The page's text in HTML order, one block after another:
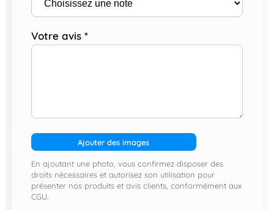
Votre avis *
Ajouter des images
En ajoutant une photo, vous confirmez disposer des
droits nécessaires et autorisez son utilisation pour
présenter nos produits et avis clients, conformément aux
CGU.